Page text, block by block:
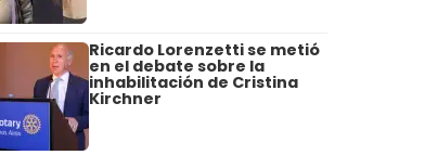
Ricardo Lorenzetti se metió
en el debate sobre la
inhabilitación de Cristina
Kirchner